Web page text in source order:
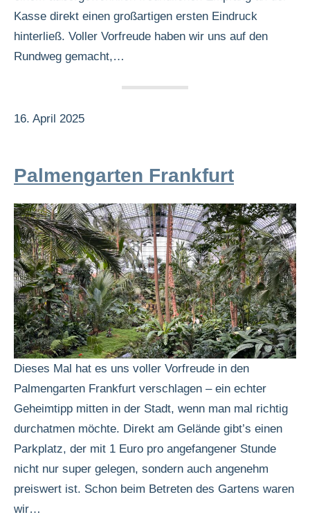
Kasse direkt einen großartigen ersten Eindruck
hinterließ. Voller Vorfreude haben wir uns auf den
Rundweg gemacht,…
16. April 2025
Palmengarten Frankfurt
Dieses Mal hat es uns voller Vorfreude in den
Palmengarten Frankfurt verschlagen – ein echter
Geheimtipp mitten in der Stadt, wenn man mal richtig
durchatmen möchte. Direkt am Gelände gibt’s einen
Parkplatz, der mit 1 Euro pro angefangener Stunde
nicht nur super gelegen, sondern auch angenehm
preiswert ist. Schon beim Betreten des Gartens waren
wir…